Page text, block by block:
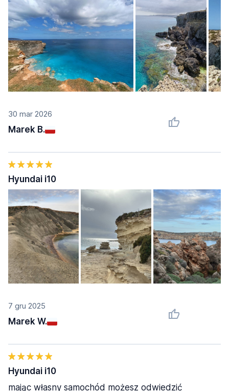
30 mar 2026
Marek B.
7 gru 2025
Marek W.
Hyundai i10
Hyundai i10
mając własny samochód możesz odwiedzić